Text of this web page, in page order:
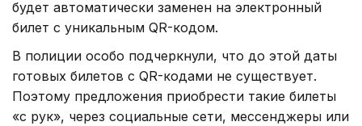
будет автоматически заменен на электронный
билет с уникальным QR-кодом.
В полиции особо подчеркнули, что до этой даты
готовых билетов с QR-кодами не существует.
Поэтому предложения приобрести такие билеты
«с рук», через социальные сети, мессенджеры или